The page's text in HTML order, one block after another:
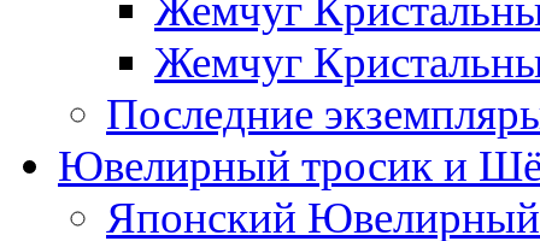
Жемчуг
Жемчуг
Последние
Ювелирный тросик и
Японский